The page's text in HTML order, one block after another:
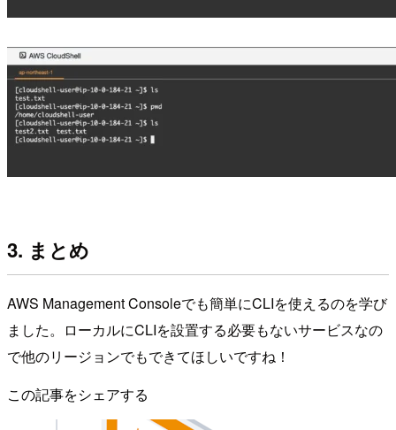
3. まとめ
AWS Management Consoleでも簡単にCLIを使えるのを学び
ました。ローカルにCLIを設置する必要もないサービスなの
で他のリージョンでもできてほしいですね！
この記事をシェアする